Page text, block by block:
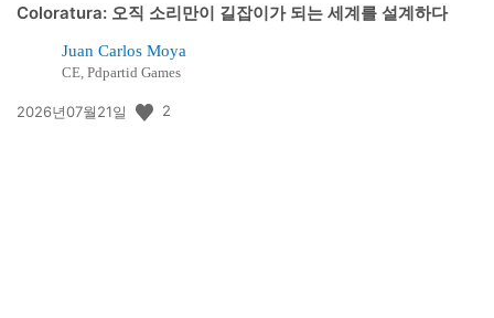
Coloratura: 오직 소리만이 길잡이가 되는 세계를 설계하다
Juan Carlos Moya
CE, Pdpartid Games
공
2026년07월21일 2